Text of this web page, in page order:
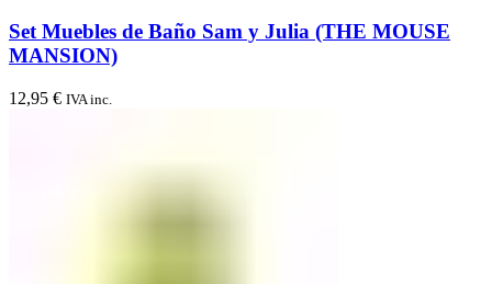
Set Muebles de Baño Sam y Julia (THE MOUSE
MANSION)
12,95 € IVA inc.